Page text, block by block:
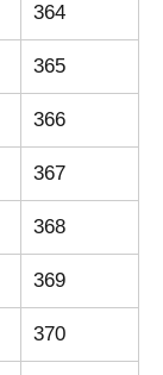
364
365
366
367
368
369
370